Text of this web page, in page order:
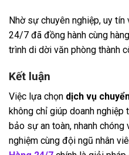
Nhờ sự chuyên nghiệp, uy tín
24/7 đã đồng hành cùng
trình di dời văn phòng thành
Kết luận
Việc lựa chọn dịch vụ
không chỉ giúp doanh
bảo sự an toàn, nhanh
nghiệm cùng đội ngũ nhân